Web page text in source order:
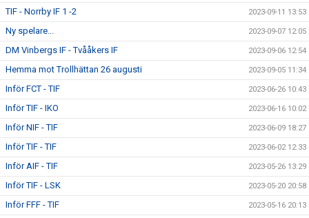
TIF - Norrby IF 1 -2 2023-09-11 13:53
Ny spelare... 2023-09-07 12:05
DM Vinbergs IF - Tvååkers IF 2023-09-06 12:54
Hemma mot Trollhättan 26 augusti 2023-09-05 11:34
Inför FCT - TIF 2023-06-26 10:43
Inför TIF - IKO 2023-06-16 10:02
Inför NIF - TIF 2023-06-09 18:27
Inför TIF - TIF 2023-06-02 12:33
Inför AIF - TIF 2023-05-26 13:29
Inför TIF - LSK 2023-05-20 20:58
Inför FFF - TIF 2023-05-16 20:13